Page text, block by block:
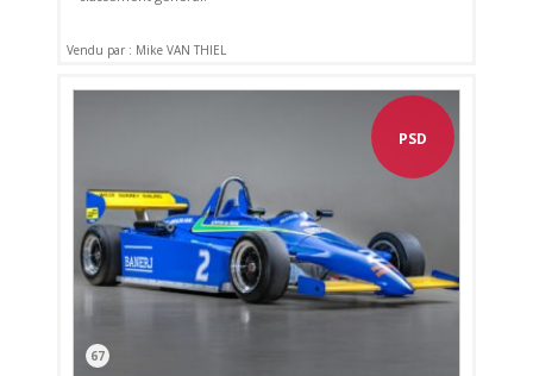
Vendu par : Mike VAN THIEL
PSD
67